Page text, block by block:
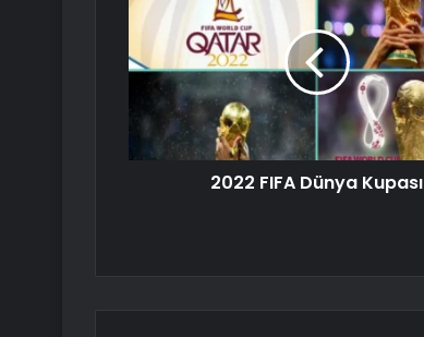
2022 FIFA Dünya Kupası